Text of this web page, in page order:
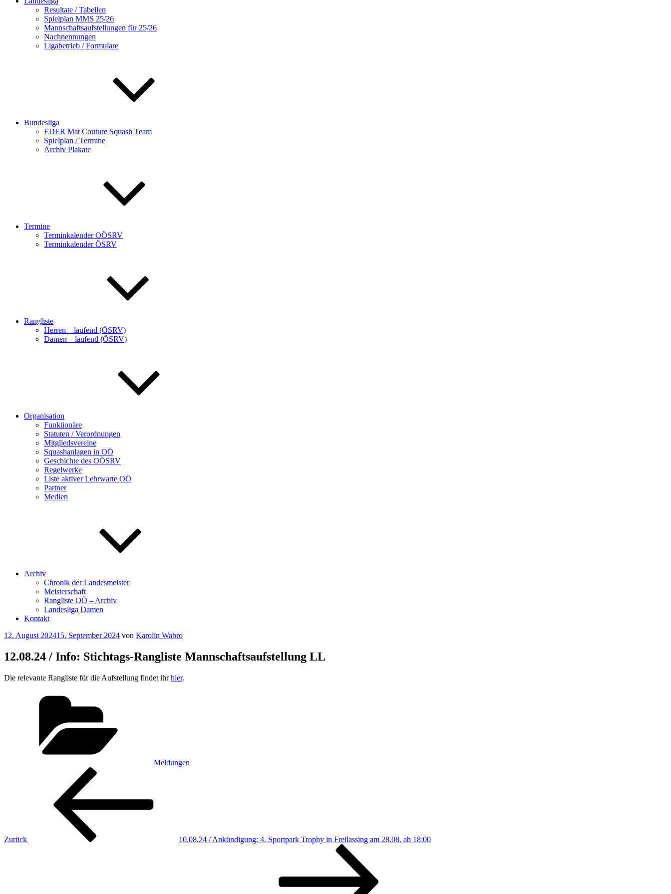
Resultate / Tabellen
Spielplan MMS 25/26
Mannschaftsaufstellungen für 25/26
Nachnennungen
Ligabetrieb / Formulare
Bundesliga
EDER Mat Couture Squash Team
Spielplan / Termine
Archiv Plakate
Termine
Terminkalender OÖSRV
Terminkalender ÖSRV
Rangliste
Herren – laufend (ÖSRV)
Damen – laufend (ÖSRV)
Organisation
Funktionäre
Statuten / Verordnungen
Mitgliedsvereine
Squashanlagen in OÖ
Geschichte des OÖSRV
Regelwerke
Liste aktiver Lehrwarte OÖ
Partner
Medien
Archiv
Chronik der Landesmeister
Meisterschaft
Rangliste OÖ – Archiv
Landesliga Damen
Kontakt
Veröffentlicht
12. August 202415. September 2024 von Karolin Wabro
12.08.24 / Info: Stichtags-Rangliste Mannschaftsaufstellung LL
Die relevante Rangliste für die Aufstellung findet ihrhier.
Meldungen
Beitragsnavigation
Zurück
10.08.24 / Ankündigung: 4. Sportpark Trophy in Freilassing am 28.08. ab 18:00